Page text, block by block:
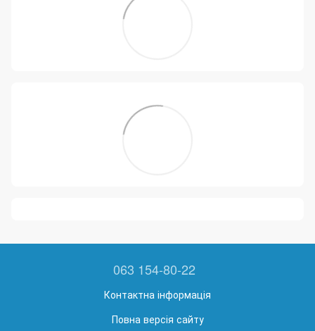
063 154-80-22
Контактна інформація
Повна версія сайту